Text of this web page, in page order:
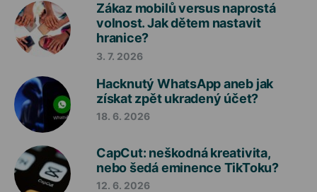
Zákaz mobilů versus naprostá
volnost. Jak dětem nastavit
hranice?
3. 7. 2026
Hacknutý WhatsApp aneb jak
získat zpět ukradený účet?
18. 6. 2026
CapCut: neškodná kreativita,
nebo šedá eminence TikToku?
12. 6. 2026